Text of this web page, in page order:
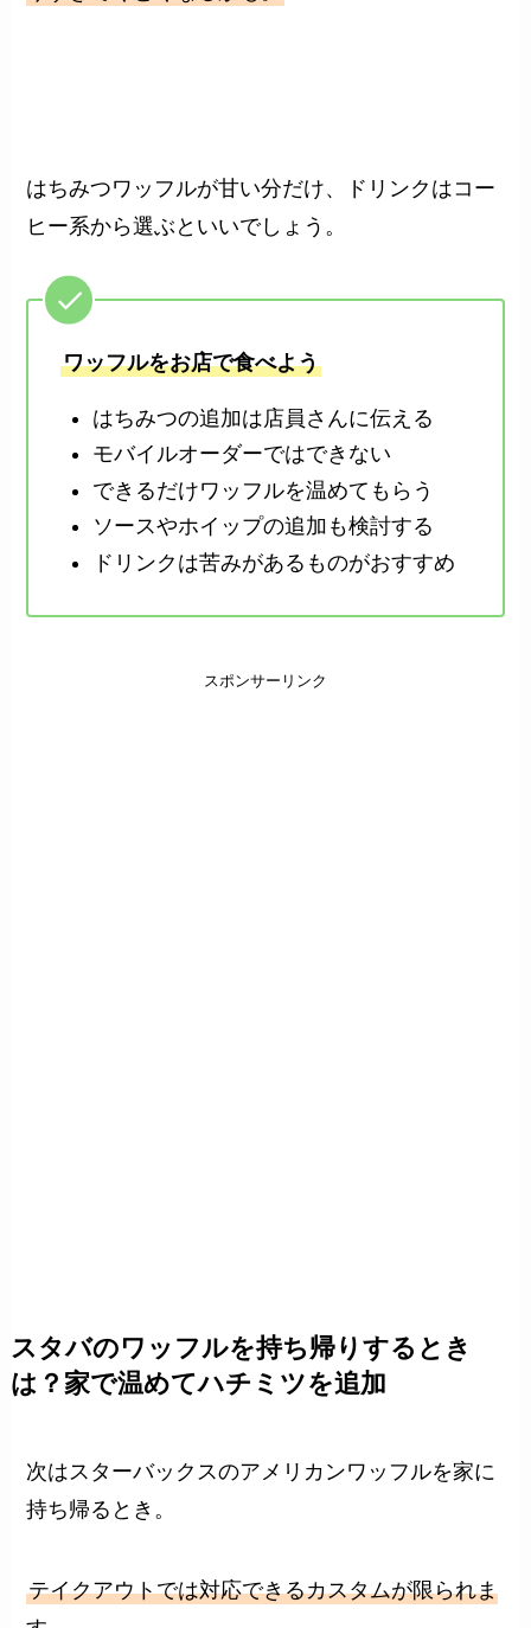
はちみつワッフルが甘い分だけ、ドリンクはコー
ヒー系から選ぶといいでしょう。
ワッフルをお店で食べよう
はちみつの追加は店員さんに伝える
モバイルオーダーではできない
できるだけワッフルを温めてもらう
ソースやホイップの追加も検討する
ドリンクは苦みがあるものがおすすめ
スポンサーリンク
スタバのワッフルを持ち帰りするとき
は？家で温めてハチミツを追加
次はスターバックスのアメリカンワッフルを家に
持ち帰るとき。
テイクアウトでは対応できるカスタムが限られま